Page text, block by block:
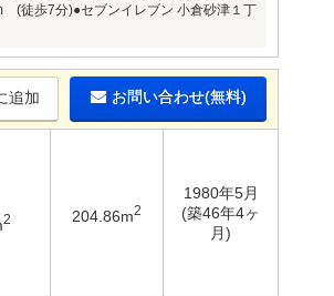
歩7分)●セブンイレブン 小倉砂津１丁
追加 お問い合わせ(無料)
2 204.86m2
1980年5月
(築46年4ヶ
月)